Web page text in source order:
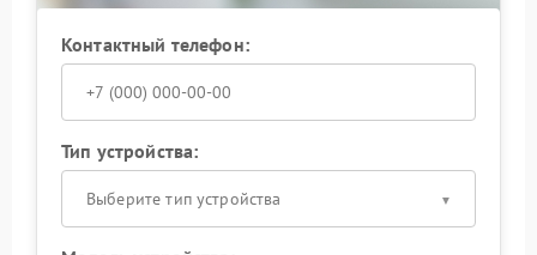
Контактный телефон:
Тип устройства:
Выберите тип устройства